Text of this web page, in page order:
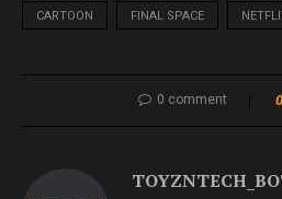
CARTOON FINAL SPACE
0 comment 0